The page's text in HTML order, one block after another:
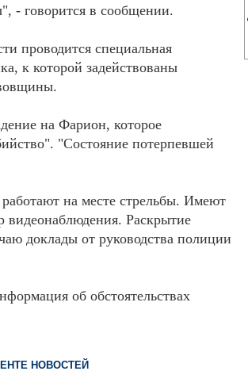
- говорится в сообщении.
проводится специальная
к которой задействованы
на Фарион, которое
"Состояние потерпевшей
на месте стрельбы. Имеют
видеонаблюдения. Раскрытие
доклады от руководства полиции
об обстоятельствах
НОВОСТЕЙ